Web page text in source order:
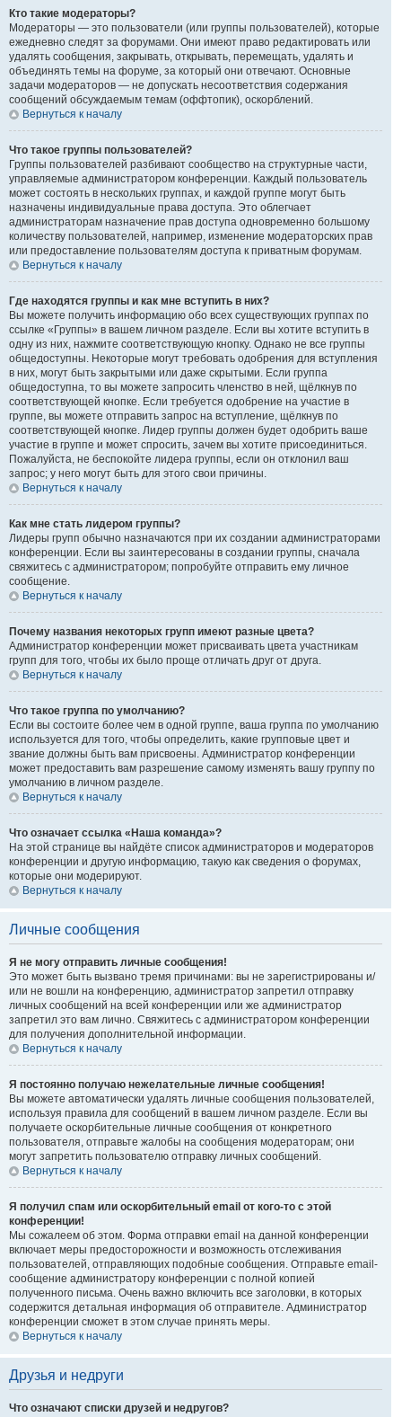
Кто такие модераторы?
Модераторы — это пользователи (или группы пользователей), которые
ежедневно следят за форумами. Они имеют право редактировать или
удалять сообщения, закрывать, открывать, перемещать, удалять и
объединять темы на форуме, за который они отвечают. Основные
задачи модераторов — не допускать несоответствия содержания
сообщений обсуждаемым темам (оффтопик), оскорблений.
Вернуться к началу
Что такое группы пользователей?
Группы пользователей разбивают сообщество на структурные части,
управляемые администратором конференции. Каждый пользователь
может состоять в нескольких группах, и каждой группе могут быть
назначены индивидуальные права доступа. Это облегчает
администраторам назначение прав доступа одновременно большому
количеству пользователей, например, изменение модераторских прав
или предоставление пользователям доступа к приватным форумам.
Вернуться к началу
Где находятся группы и как мне вступить в них?
Вы можете получить информацию обо всех существующих группах по
ссылке «Группы» в вашем личном разделе. Если вы хотите вступить в
одну из них, нажмите соответствующую кнопку. Однако не все группы
общедоступны. Некоторые могут требовать одобрения для вступления
в них, могут быть закрытыми или даже скрытыми. Если группа
общедоступна, то вы можете запросить членство в ней, щёлкнув по
соответствующей кнопке. Если требуется одобрение на участие в
группе, вы можете отправить запрос на вступление, щёлкнув по
соответствующей кнопке. Лидер группы должен будет одобрить ваше
участие в группе и может спросить, зачем вы хотите присоединиться.
Пожалуйста, не беспокойте лидера группы, если он отклонил ваш
запрос; у него могут быть для этого свои причины.
Вернуться к началу
Как мне стать лидером группы?
Лидеры групп обычно назначаются при их создании администраторами
конференции. Если вы заинтересованы в создании группы, сначала
свяжитесь с администратором; попробуйте отправить ему личное
сообщение.
Вернуться к началу
Почему названия некоторых групп имеют разные цвета?
Администратор конференции может присваивать цвета участникам
групп для того, чтобы их было проще отличать друг от друга.
Вернуться к началу
Что такое группа по умолчанию?
Если вы состоите более чем в одной группе, ваша группа по умолчанию
используется для того, чтобы определить, какие групповые цвет и
звание должны быть вам присвоены. Администратор конференции
может предоставить вам разрешение самому изменять вашу группу по
умолчанию в личном разделе.
Вернуться к началу
Что означает ссылка «Наша команда»?
На этой странице вы найдёте список администраторов и модераторов
конференции и другую информацию, такую как сведения о форумах,
которые они модерируют.
Вернуться к началу
Личные сообщения
Я не могу отправить личные сообщения!
Это может быть вызвано тремя причинами: вы не зарегистрированы и/
или не вошли на конференцию, администратор запретил отправку
личных сообщений на всей конференции или же администратор
запретил это вам лично. Свяжитесь с администратором конференции
для получения дополнительной информации.
Вернуться к началу
Я постоянно получаю нежелательные личные сообщения!
Вы можете автоматически удалять личные сообщения пользователей,
используя правила для сообщений в вашем личном разделе. Если вы
получаете оскорбительные личные сообщения от конкретного
пользователя, отправьте жалобы на сообщения модераторам; они
могут запретить пользователю отправку личных сообщений.
Вернуться к началу
Я получил спам или оскорбительный email от кого-то с этой
конференции!
Мы сожалеем об этом. Форма отправки email на данной конференции
включает меры предосторожности и возможность отслеживания
пользователей, отправляющих подобные сообщения. Отправьте email-
сообщение администратору конференции с полной копией
полученного письма. Очень важно включить все заголовки, в которых
содержится детальная информация об отправителе. Администратор
конференции сможет в этом случае принять меры.
Вернуться к началу
Друзья и недруги
Что означают списки друзей и недругов?